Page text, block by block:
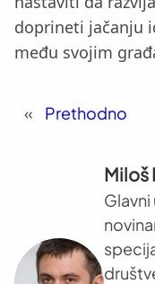
doprineti jačanju
među svojim
« Prethodno
Miloš
Glavni